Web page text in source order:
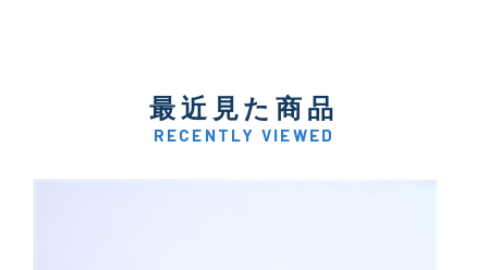
最近見た商品
RECENTLY VIEWED